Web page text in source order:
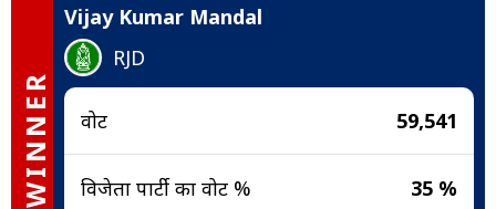
WINNER
Vijay Kumar Mandal
RJD
वोट 59,541
विजेता पार्टी का वोट % 35 %